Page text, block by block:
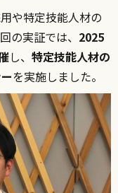
や特定技能人材の
の実証では、 2025
し、 特定技能人材の
を実施しました。